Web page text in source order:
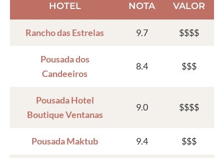
HOTEL NOTA VALOR
Rancho das Estrelas 9.7 $$$$
Pousada dos
Candeeiros
8.4 $$$
Pousada Hotel
Boutique Ventanas
9.0 $$$$
Pousada Maktub 9.4 $$$